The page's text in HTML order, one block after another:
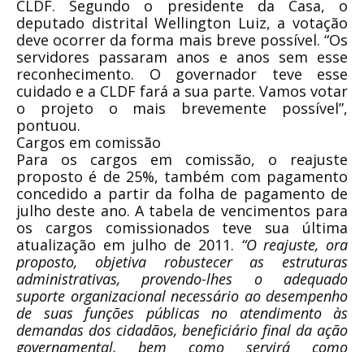
CLDF. Segundo o presidente da Casa, o
deputado distrital Wellington Luiz, a votação
deve ocorrer da forma mais breve possível. “Os
servidores passaram anos e anos sem esse
reconhecimento. O governador teve esse
cuidado e a CLDF fará a sua parte. Vamos votar
o projeto o mais brevemente possível”,
pontuou.
Cargos em comissão
Para os cargos em comissão, o reajuste
proposto é de 25%, também com pagamento
concedido a partir da folha de pagamento de
julho deste ano. A tabela de vencimentos para
os cargos comissionados teve sua última
atualização em julho de 2011. “O reajuste, ora
proposto, objetiva robustecer as estruturas
administrativas, provendo-lhes o adequado
suporte organizacional necessário ao desempenho
de suas funções públicas no atendimento às
demandas dos cidadãos, beneficiário final da ação
governamental, bem como servirá como